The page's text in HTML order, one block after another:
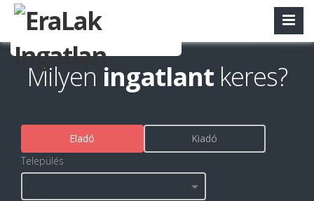
Milyen ingatlant keres?
Eladó
Kiadó
Település